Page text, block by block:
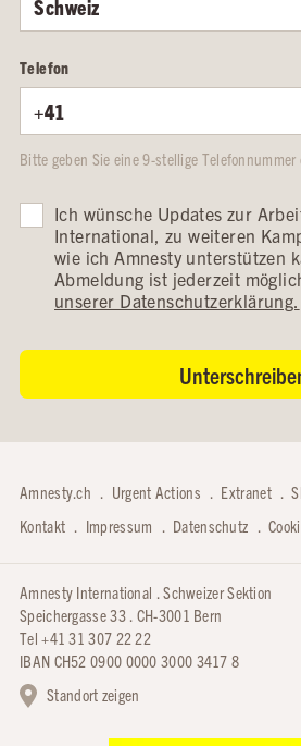
Telefon
Bitte geben Sie eine 9-stellige Telefonnummer
Ich wünsche Updates zur
International, zu weiteren
wie ich Amnesty unterstützen
Abmeldung ist jederzeit
unserer Datenschutzerklärung.
Amnesty.ch Urgent Actions Extranet
Kontakt
Impressum Datenschutz
Amnesty International . Schweizer Sektion
Speichergasse 33 . CH-3001 Bern
Tel +41 31 307 22 22
IBAN CH52 0900 0000 3000 3417 8
Standort zeigen